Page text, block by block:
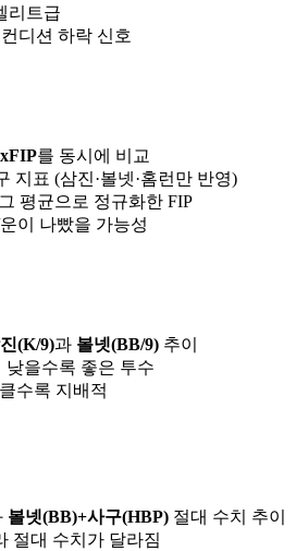
리트급
디션 하락 신호
를 동시에 비교
지표 (삼진·볼넷·홈런만 반영)
평균으로 정규화한 FIP
이 나빴을 가능성
(K/9)과 볼넷(BB/9) 추이
낮을수록 좋은 투수
수록 지배적
볼넷(BB)+사구(HBP) 절대 수치 추이
절대 수치가 달라짐